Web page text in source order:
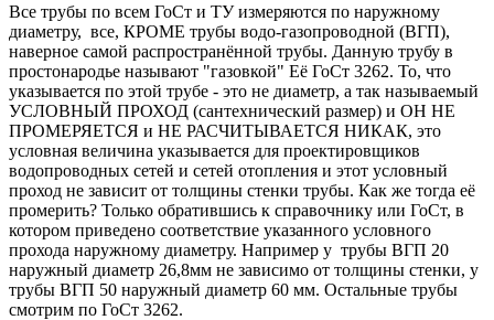
Все трубы по всем ГоСт и ТУ измеряются по наружному
диаметру, все, КРОМЕ трубы водо-газопроводной (ВГП),
наверное самой распространённой трубы. Данную трубу в
простонародье называют "газовкой" Её ГоСт 3262. То, что
указывается по этой трубе - это не диаметр, а так называемый
УСЛОВНЫЙ ПРОХОД (сантехнический размер) и ОН НЕ
ПРОМЕРЯЕТСЯ и НЕ РАСЧИТЫВАЕТСЯ НИКАК, это
условная величина указывается для проектировщиков
водопроводных сетей и сетей отопления и этот условный
проход не зависит от толщины стенки трубы. Как же тогда её
промерить? Только обратившись к справочнику или ГоСт, в
котором приведено соответствие указанного условного
прохода наружному диаметру. Например у трубы ВГП 20
наружный диаметр 26,8мм не зависимо от толщины стенки, у
трубы ВГП 50 наружный диаметр 60 мм. Остальные трубы
смотрим по ГоСт 3262.